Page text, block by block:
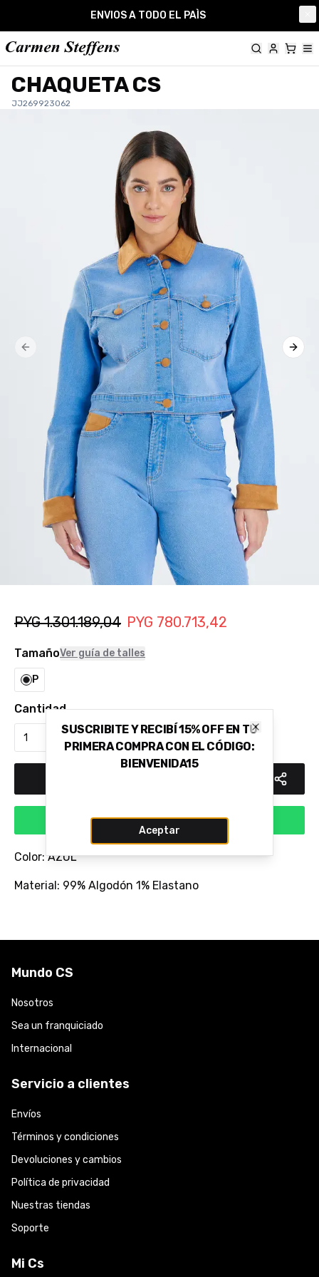
ENVIOS A TODO EL PAÌS
CHAQUETA CS
JJ269923062
Previous slide Next
PYG 1.301.189,04 PYG 780.713,42
TamañoVer guía de talles
P
Cantidad
Comprar via WhatsApp
Color: AZUL
Material: 99% Algodón 1% Elastano
Mundo CS
Nosotros
Sea un franquiciado
Internacional
Servicio a clientes
Envíos
Términos y condiciones
Devoluciones y cambios
Política de privacidad
Nuestras tiendas
Soporte
Mi Cs
SUSCRIBITE Y RECIBÍ 15% OFF EN TU
PRIMERA COMPRA CON EL CÓDIGO:
BIENVENIDA15
Aceptar